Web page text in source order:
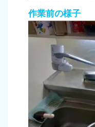
作業前の様子